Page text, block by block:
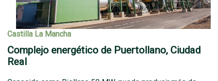
Castilla La Mancha
Complejo energético de Puertollano, Ciudad
Real